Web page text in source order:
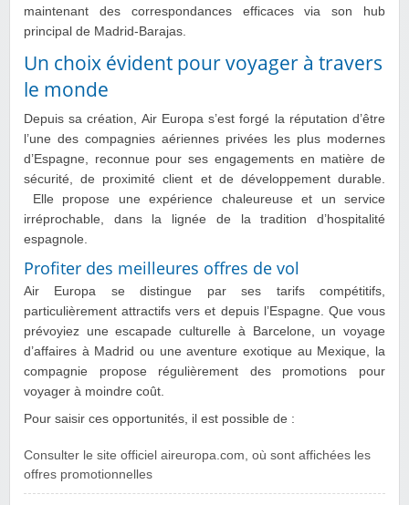
maintenant des correspondances efficaces via son hub
principal de Madrid-Barajas.
Un choix évident pour voyager à travers
le monde
Depuis sa création, Air Europa s’est forgé la réputation d’être
l’une des compagnies aériennes privées les plus modernes
d’Espagne, reconnue pour ses engagements en matière de
sécurité, de proximité client et de développement durable.
Elle propose une expérience chaleureuse et un service
irréprochable, dans la lignée de la tradition d’hospitalité
espagnole.
Profiter des meilleures offres de vol
Air Europa se distingue par ses tarifs compétitifs,
particulièrement attractifs vers et depuis l’Espagne. Que vous
prévoyiez une escapade culturelle à Barcelone, un voyage
d’affaires à Madrid ou une aventure exotique au Mexique, la
compagnie propose régulièrement des promotions pour
voyager à moindre coût.
Pour saisir ces opportunités, il est possible de :
Consulter le site officiel aireuropa.com, où sont affichées les
offres promotionnelles